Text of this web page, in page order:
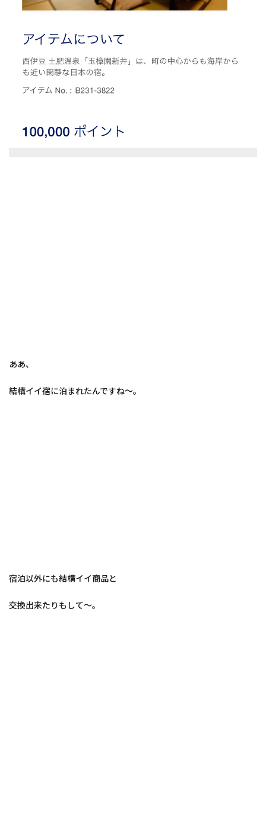
ああ、
結構イイ宿に泊まれたんですね～。
宿泊以外にも結構イイ商品と
交換出来たりもして～。